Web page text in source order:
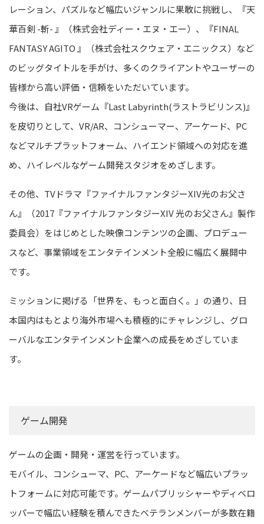
レーション、パズルなど幅広いジャンルに果敢に挑戦し、『天
華百剣 -斬- 』（株式会社ディー・エヌ・エー）、『FINAL
FANTASY AGITO 』（株式会社スクウェア・エニックス）など
のビッグタイトルを手がけ、多くのクライアントやユーザーの
皆様から高い評価・信頼をいただいています。
今後は、自社VRゲーム『Last Labyrinth(ラストラビリンス)』
を皮切りとして、VR/AR、コンシューマー、アーケード、PC
などマルチプラットフォーム、ハイエンド領域への対応を進
め、ハイレベルなゲーム開発スタジオをめざします。
その他、TVドラマ『ファイナルファンタジーXIV光のお父さ
ん』（2017『ファイナルファンタジーXIV 光のお父さん』製作
委員会）をはじめとした映像コンテンツの企画、プロデュー
スなど、事業領域をエンタテインメント全般に幅広く展開中
です。
ミッションに掲げる「世界を、もっと面白く。」の通り、日
本国内はもとより海外市場へも積極的にチャレンジし、グロ
ーバルなエンタテインメント企業への成長をめざしていま
す。
ゲーム開発
ゲームの企画・開発・運営を行っています。
モバイル、コンシューマ、PC、アーケードなど幅広いプラッ
トフォームに対応可能です。ゲームパブリッシャーやディベロ
ッパーで幅広い経験を積んできたベテランメンバーが多数在籍